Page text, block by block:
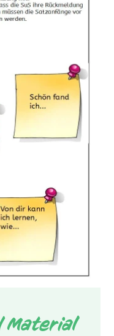
Material